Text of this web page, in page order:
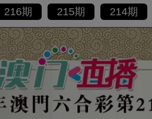
216期 215期 214期